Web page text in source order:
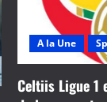
A la Une
Celtiis Ligue 1